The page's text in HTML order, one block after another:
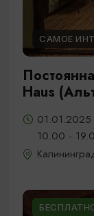
САМОЕ
Haus
01.01.2025
10.00 -